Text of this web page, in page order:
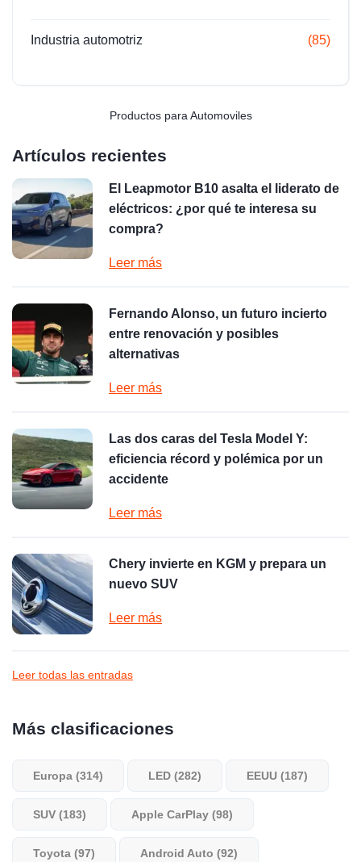
Industria automotriz (85)
Productos para Automoviles
Artículos recientes
El Leapmotor B10 asalta el liderato de
eléctricos: ¿por qué te interesa su
compra?
Leer más
Fernando Alonso, un futuro incierto
entre renovación y posibles
alternativas
Leer más
Las dos caras del Tesla Model Y:
eficiencia récord y polémica por un
accidente
Leer más
Chery invierte en KGM y prepara un
nuevo SUV
Leer más
Leer todas las entradas
Más clasificaciones
Europa (314) LED (282) EEUU (187)
SUV (183) Apple CarPlay (98)
Toyota (97) Android Auto (92)